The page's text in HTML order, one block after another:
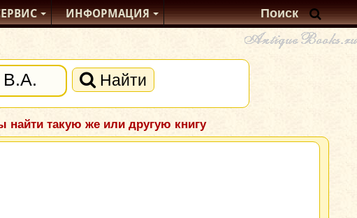
ИНФОРМАЦИЯ
Найти
найти такую же или другую книгу